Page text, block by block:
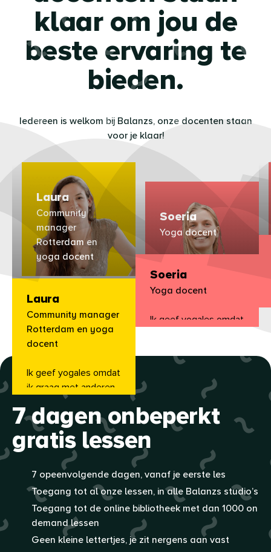
klaar om jou de
beste ervaring te
bieden.
Iedereen is welkom bij Balanzs, onze docenten staan
voor je klaar!
Laura
Community
manager
Rotterdam en
yoga docent
Laura
Community manager
Rotterdam en yoga
docent
Ik geef yogales omdat
ik graag met anderen
de vrijheid en de stilte
wil delen die yoga in je
leven kan brengen.
Soeria
Yoga docent
Soeria
Yoga docent
Ik geef yogales omdat
Gratis proefperiode
7 dagen onbeperkt
gratis lessen
7 opeenvolgende dagen, vanaf je eerste les
Toegang tot al onze lessen, in alle Balanzs studio’s
Toegang tot de online bibliotheek met dan 1000 on
demand lessen
Geen kleine lettertjes, je zit nergens aan vast